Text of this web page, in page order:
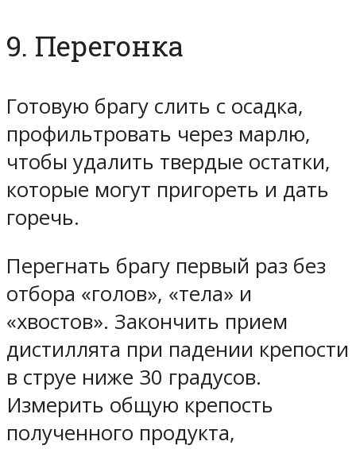
9. Перегонка
Готовую брагу слить с осадка,
профильтровать через марлю,
чтобы удалить твердые остатки,
которые могут пригореть и дать
горечь.
Перегнать брагу первый раз без
отбора «голов», «тела» и
«хвостов». Закончить прием
дистиллята при падении крепости
в струе ниже 30 градусов.
Измерить общую крепость
полученного продукта,